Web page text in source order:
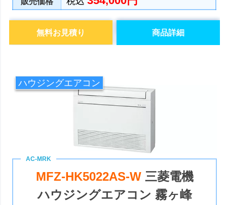
商品詳細
無料お見積り
ハウジングエアコン
MFZ-HK5022AS-W 三菱電機
ハウジングエアコン 霧ヶ峰